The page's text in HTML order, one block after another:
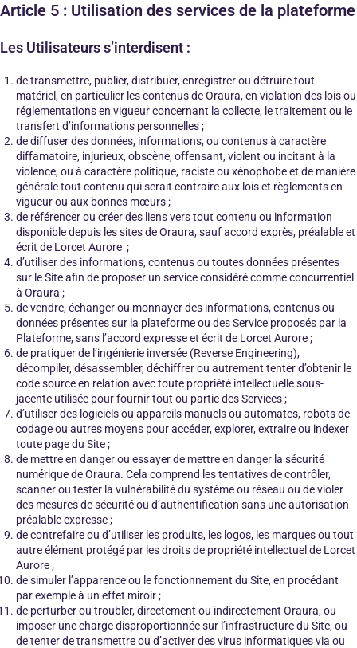
Article 5 : Utilisation des services de la plateforme
Les Utilisateurs s’interdisent :
de transmettre, publier, distribuer, enregistrer ou détruire tout
matériel, en particulier les contenus de Oraura, en violation des lois ou
réglementations en vigueur concernant la collecte, le traitement ou le
transfert d’informations personnelles ;
de diffuser des données, informations, ou contenus à caractère
diffamatoire, injurieux, obscène, offensant, violent ou incitant à la
violence, ou à caractère politique, raciste ou xénophobe et de manière
générale tout contenu qui serait contraire aux lois et règlements en
vigueur ou aux bonnes mœurs ;
de référencer ou créer des liens vers tout contenu ou information
disponible depuis les sites de Oraura, sauf accord exprès, préalable et
écrit de Lorcet Aurore ;
d’utiliser des informations, contenus ou toutes données présentes
sur le Site afin de proposer un service considéré comme concurrentiel
à Oraura ;
de vendre, échanger ou monnayer des informations, contenus ou
données présentes sur la plateforme ou des Service proposés par la
Plateforme, sans l’accord expresse et écrit de Lorcet Aurore ;
de pratiquer de l’ingénierie inversée (Reverse Engineering),
décompiler, désassembler, déchiffrer ou autrement tenter d’obtenir le
code source en relation avec toute propriété intellectuelle sous-
jacente utilisée pour fournir tout ou partie des Services ;
d’utiliser des logiciels ou appareils manuels ou automates, robots de
codage ou autres moyens pour accéder, explorer, extraire ou indexer
toute page du Site ;
de mettre en danger ou essayer de mettre en danger la sécurité
numérique de Oraura. Cela comprend les tentatives de contrôler,
scanner ou tester la vulnérabilité du système ou réseau ou de violer
des mesures de sécurité ou d’authentification sans une autorisation
préalable expresse ;
de contrefaire ou d’utiliser les produits, les logos, les marques ou tout
autre élément protégé par les droits de propriété intellectuel de Lorcet
Aurore ;
de simuler l’apparence ou le fonctionnement du Site, en procédant
par exemple à un effet miroir ;
de perturber ou troubler, directement ou indirectement Oraura, ou
imposer une charge disproportionnée sur l’infrastructure du Site, ou
de tenter de transmettre ou d’activer des virus informatiques via ou